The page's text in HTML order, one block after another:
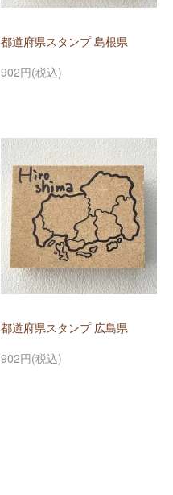
都道府県スタンプ 島根県
902円(税込)
都道府県スタンプ 広島県
902円(税込)